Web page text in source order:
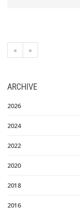
« »
ARCHIVE
2026
2024
2022
2020
2018
2016